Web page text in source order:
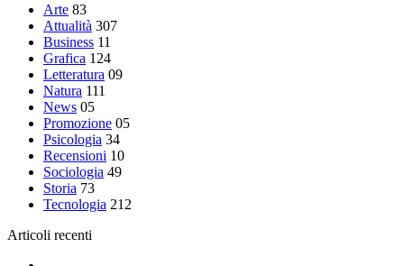
Arte 83
Attualità 307
Business 11
Grafica 124
Letteratura 09
Natura 111
News 05
Promozione 05
Psicologia 34
Recensioni 10
Sociologia 49
Storia 73
Tecnologia 212
Articoli recenti